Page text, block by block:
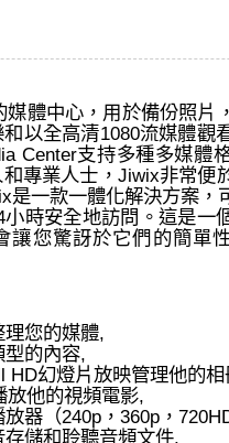
媒體中心，用於備份照片
以全高清1080流媒體觀
Center支持多種多媒體
專業人士，Jiwix非常便
是一款一體化解決方案，
時安全地訪問。這是一
讓您驚訝於它們的簡單
您的媒體,
的內容,
HD幻燈片放映管理他的相
放他的視頻電影,
器（240p，360p，
儲和聆聽音頻文件,